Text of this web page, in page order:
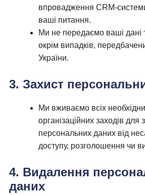
впровадження CRM-
ваші питання.
Ми не передаємо ваші дані
окрім випадків,
України.
3. Захист
Ми вживаємо всіх
організаційних заходів для
персональних даних від
доступу, розголошення чи
4. Видалення
даних